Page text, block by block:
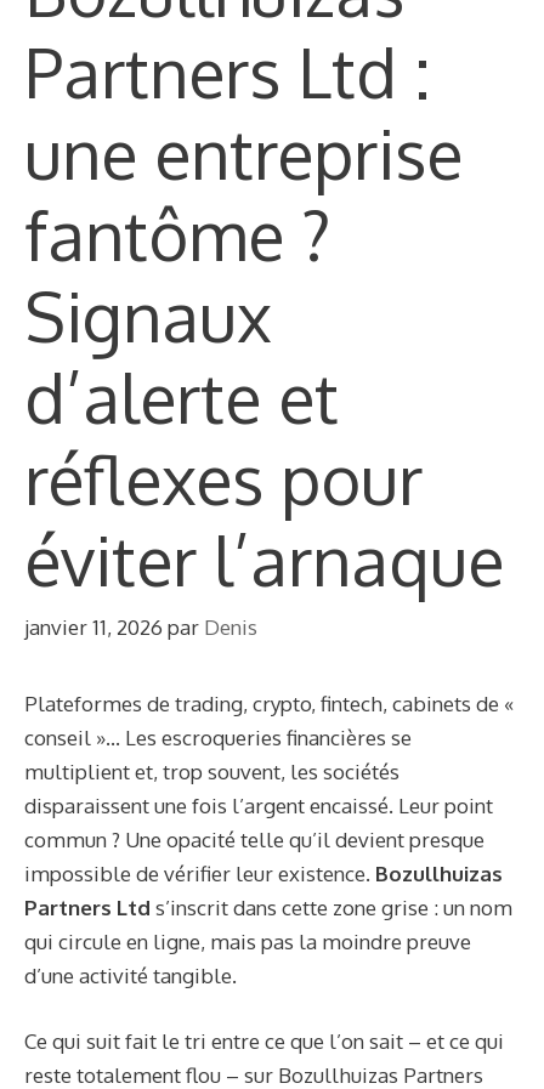
Partners Ltd :
une entreprise
fantôme ?
Signaux
d’alerte et
réflexes pour
éviter l’arnaque
janvier 11, 2026 par Denis
Plateformes de trading, crypto, fintech, cabinets de «
conseil »… Les escroqueries financières se
multiplient et, trop souvent, les sociétés
disparaissent une fois l’argent encaissé. Leur point
commun ? Une opacité telle qu’il devient presque
impossible de vérifier leur existence. Bozullhuizas
Partners Ltd s’inscrit dans cette zone grise : un nom
qui circule en ligne, mais pas la moindre preuve
d’une activité tangible.
Ce qui suit fait le tri entre ce que l’on sait – et ce qui
reste totalement flou – sur Bozullhuizas Partners